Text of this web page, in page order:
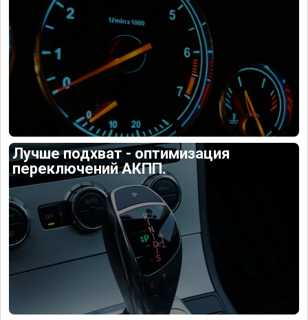
Лучше подхват - оптимизация
переключений АКПП.